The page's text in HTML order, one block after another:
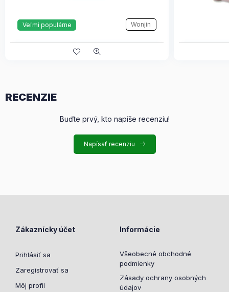
Veľmi populárne Wonjin
RECENZIE
Buďte prvý, kto napíše recenziu!
Napísať recenziu
Zákaznícky účet
Prihlásiť sa
Zaregistrovať sa
Môj profil
Informácie
Všeobecné obchodné
podmienky
Zásady ochrany osobných
údajov